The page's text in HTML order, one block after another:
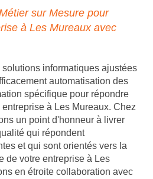
sur Mesure pour
à Les Mureaux avec
informatiques ajustées
automatisation des
spécifique pour répondre
à Les Mureaux. Chez
un point d'honneur à livrer
qui répondent
et qui sont orientés vers la
de votre entreprise à Les
en étroite collaboration avec